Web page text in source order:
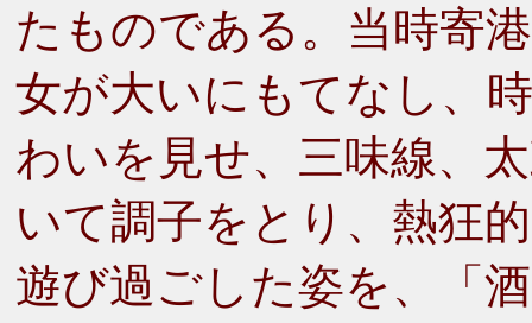
たものである。当時寄
女が大いにもてなし、
わいを見せ、三味線、
いて調子をとり、熱狂
遊び過ごした姿を、「